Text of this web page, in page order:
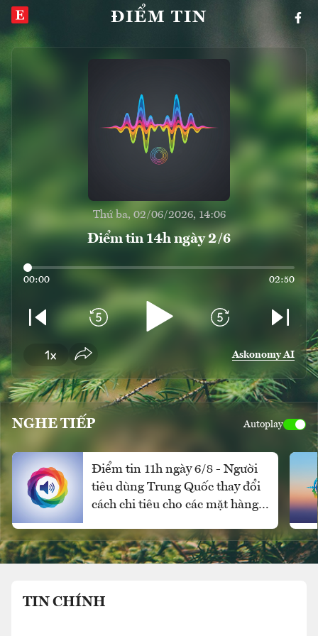
ĐIỂM TIN
Thứ ba, 02/06/2026, 14:06
Điểm tin 14h ngày 2/6
00:00 02:50
Askonomy AI
NGHE TIẾP Autoplay
Điểm tin 11h ngày 6/8 - Người
tiêu dùng Trung Quốc thay đổi
cách chi tiêu cho các mặt hàng
TIN CHÍNH